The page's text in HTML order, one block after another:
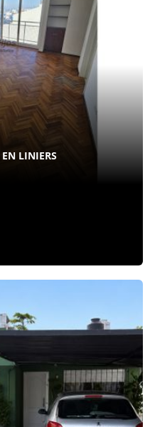
LINIERS